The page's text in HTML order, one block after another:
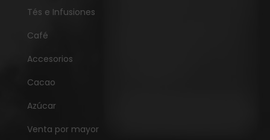
Tés e Infusiones
Café
Accesorios
Cacao
Azúcar
Venta por mayor